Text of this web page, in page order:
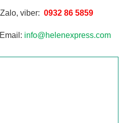
viber: 0932 86 5859
info@helenexpress.com